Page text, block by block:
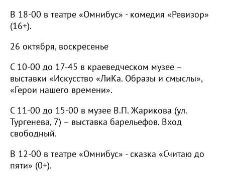
В 18-00 в театре «Омнибус» - комедия «Ревизор»
(16+).
26 октября, воскресенье
С 10-00 до 17-45 в краеведческом музее –
выставки «Искусство «ЛиКа. Образы и смыслы»,
«Герои нашего времени».
С 11-00 до 15-00 в музее В.П. Жарикова (ул.
Тургенева, 7) – выставка барельефов. Вход
свободный.
В 12-00 в театре «Омнибус» - сказка «Считаю до
пяти» (0+).